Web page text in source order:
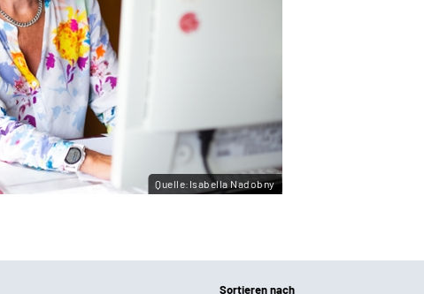
Quelle:Isabella Nadobny
Sortieren nach